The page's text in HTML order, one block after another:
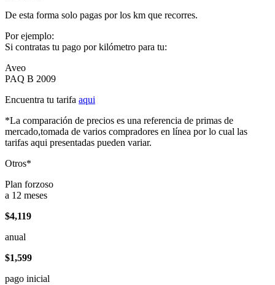
De esta forma solo pagas por los km que recorres.
Por ejemplo:
Si contratas tu pago por kilómetro para tu:
Aveo
PAQ B 2009
Encuentra tu tarifa aqui
*La comparación de precios es una referencia de primas de
mercado,tomada de varios compradores en línea por lo cual las
tarifas aqui presentadas pueden variar.
Otros*
Plan forzoso
a 12 meses
$4,119
anual
$1,599
pago inicial